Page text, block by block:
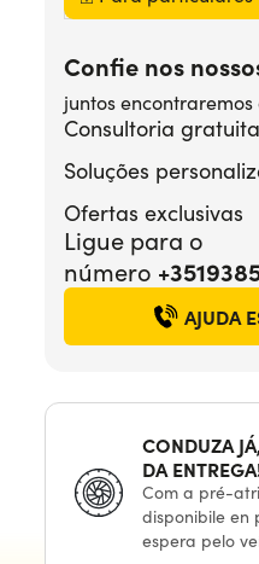
Confie nos
juntos
Consultoria
Soluções
Ofertas exclusivas
Ligue para o
número
AJUDA
CONDUZA
DA
Com a pré-
disponibile en
espera pelo